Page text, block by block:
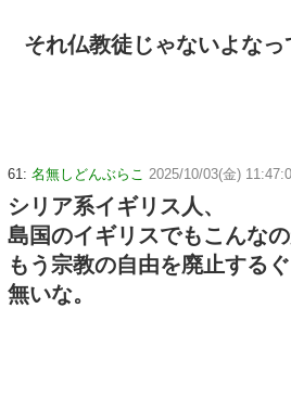
それ仏教徒じゃないよなっ
61: 名無しどんぶらこ 2025/10/03(金)
シリア系イギリス人、
島国のイギリスでもこんなの
もう宗教の自由を廃止する
無いな。